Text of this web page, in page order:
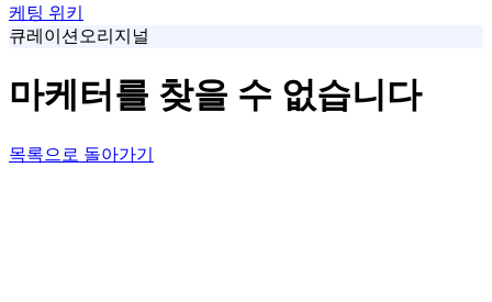
케팅 위키
큐레이션 오리지널
마케터를 찾을 수 없습니다
목록으로 돌아가기